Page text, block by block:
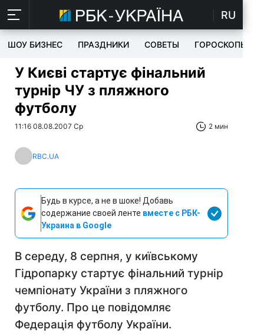
RU
ШОУ БИЗНЕС ПРАЗДНИКИ СОВЕТЫ ГОРОСКОПЫ
У Києві стартує фінальний
турнір ЧУ з пляжного
футболу
11:16 08.08.2007 Ср 2 мин
RBC.UA
Будь в курсе, а не в шоке! Добавь
содержание своей ленте вместе с РБК-
Украина в Google
В середу, 8 серпня, у київському
Гідропарку стартує фінальний турнір
чемпіонату України з пляжного
футболу. Про це повідомляє
Федерація футболу України.